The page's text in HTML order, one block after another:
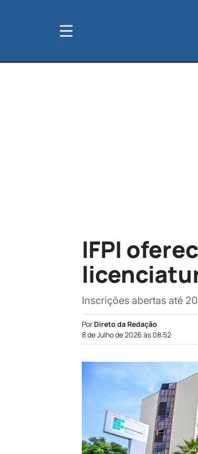
IFPI
Inscrições abertas até
Por Direto da Redação
8 de Julho de 2026 às 08:52